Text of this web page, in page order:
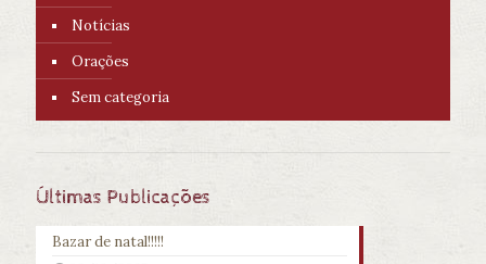
Notícias
Orações
Sem categoria
Últimas Publicações
Bazar de natal!!!!!